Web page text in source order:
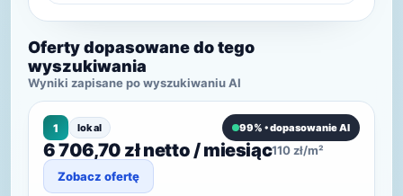
Oferty dopasowane do tego
wyszukiwania
Wyniki zapisane po wyszukiwaniu AI
1 lokal 99% • dopasowanie AI
6 706,70 zł netto / miesiąc110 zł/m²
Zobacz ofertę